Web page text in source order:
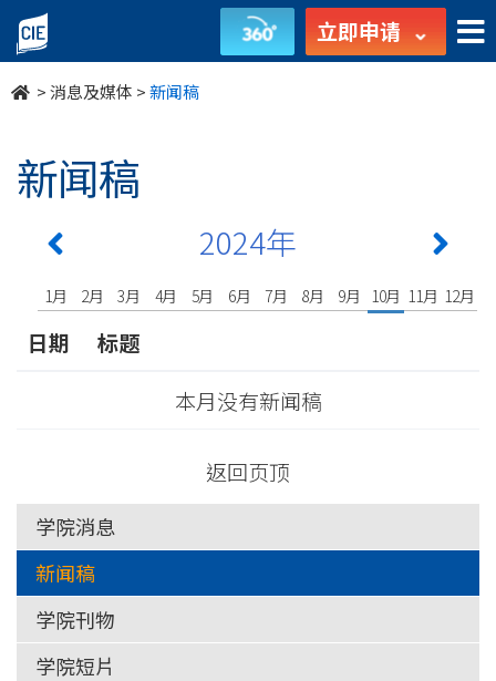
undefined 立即申请
>消息及媒体 >新闻稿
新闻稿
2024年
1月 2月 3月 4月 5月 6月 7月 8月 9月 10月 11月 12月
日期
标题
本月没有新闻稿
返回页顶
学院消息
新闻稿
学院刊物
学院短片